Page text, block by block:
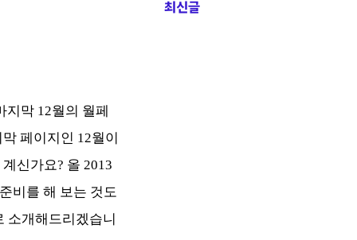
막 12월의 월페
페이지인 12월이
신가요? 올 2013
비를 해 보는 것도
소개해드리겠습니
최신글